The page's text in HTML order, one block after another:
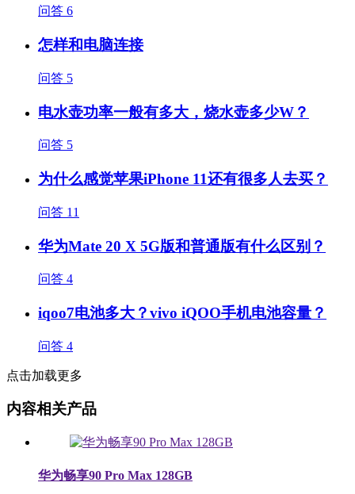
问答 6
怎样和电脑连接
问答 5
电水壶功率一般有多大，烧水壶多少W？
问答 5
为什么感觉苹果iPhone 11还有很多人去买？
问答 11
华为Mate 20 X 5G版和普通版有什么区别？
问答 4
iqoo7电池多大？vivo iQOO手机电池容量？
问答 4
点击加载更多
内容相关产品
华为畅享90 Pro Max 128GB